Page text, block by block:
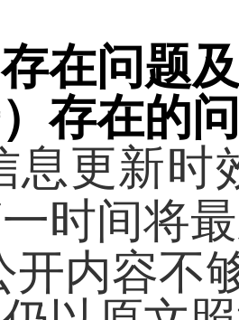
在问题
）存在的
息更新时
时间将
开内容不